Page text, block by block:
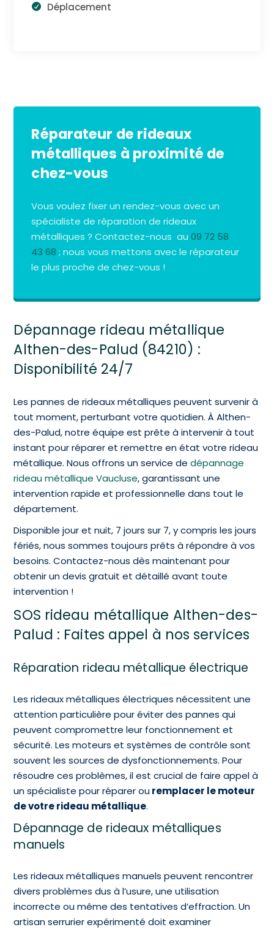
Déplacement
Réparateur de rideaux
métalliques à proximité de
chez-vous
Vous voulez fixer un rendez-vous avec un
spécialiste de réparation de rideaux
métalliques ? Contactez-nous au09 72 58
43 68 ; nous vous mettons avec le réparateur
le plus proche de chez-vous !
Dépannage rideau métallique
Althen-des-Palud (84210) :
Disponibilité 24/7
Les pannes de rideaux métalliques peuvent survenir à
tout moment, perturbant votre quotidien. À Althen-
des-Palud, notre équipe est prête à intervenir à tout
instant pour réparer et remettre en état votre rideau
métallique. Nous offrons un service dedépannage
rideau métallique Vaucluse, garantissant une
intervention rapide et professionnelle dans tout le
département.
Disponible jour et nuit, 7 jours sur 7, y compris les jours
fériés, nous sommes toujours prêts à répondre à vos
besoins. Contactez-nous dès maintenant pour
obtenir un devis gratuit et détaillé avant toute
intervention !
SOS rideau métallique Althen-des-
Palud : Faites appel à nos services
Réparation rideau métallique électrique
Les rideaux métalliques électriques nécessitent une
attention particulière pour éviter des pannes qui
peuvent compromettre leur fonctionnement et
sécurité. Les moteurs et systèmes de contrôle sont
souvent les sources de dysfonctionnements. Pour
résoudre ces problèmes, il est crucial de faire appel à
un spécialiste pour réparer ouremplacer le moteur
de votre rideau métallique.
Dépannage de rideaux métalliques
manuels
Les rideaux métalliques manuels peuvent rencontrer
divers problèmes dus à l’usure, une utilisation
incorrecte ou même des tentatives d’effraction. Un
artisan serrurier expérimenté doit examiner